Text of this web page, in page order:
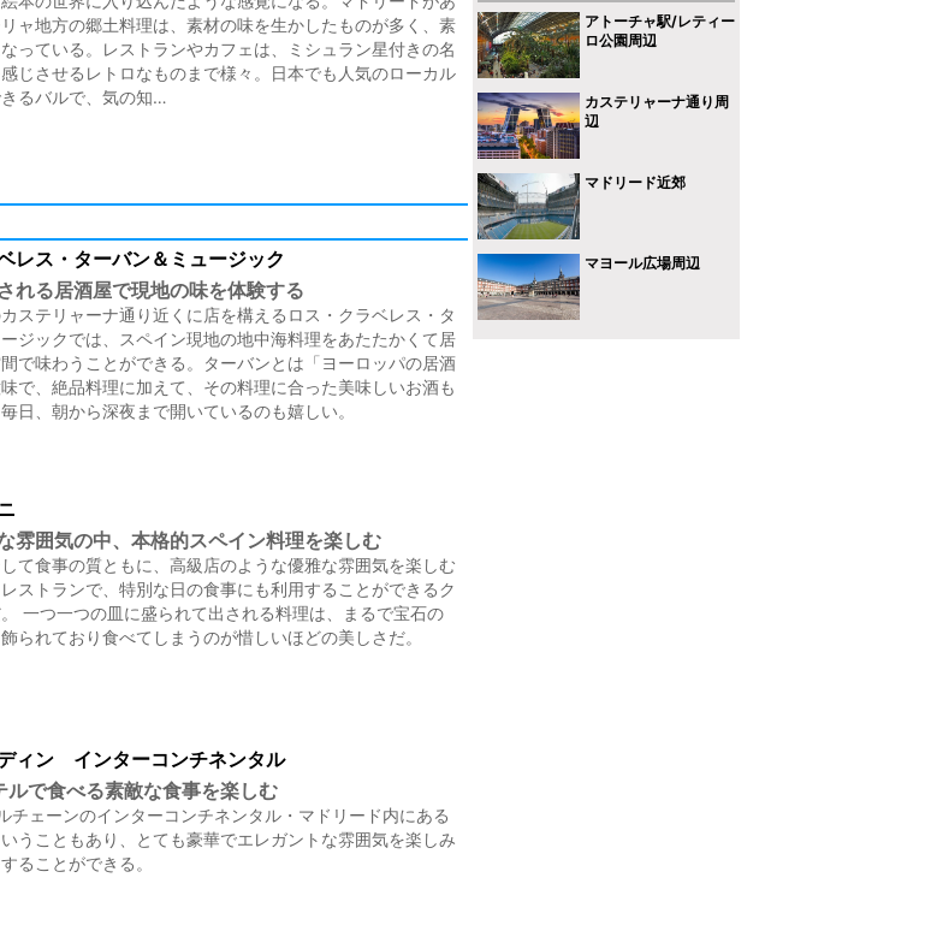
アトーチャ駅/レティー
ロ公園周辺
カステリャーナ通り周
辺
マドリード近郊
マヨール広場周辺
ャ地方の郷土料理は、素材の味を生かしたものが多く、素
っている。レストランやカフェは、ミシュラン星付きの名
じさせるレトロなものまで様々。日本でも人気のローカル
るバルで、気の知…
レス・ターバン＆ミュージック
れる居酒屋で現地の味を体験する
ステリャーナ通り近くに店を構えるロス・クラベレス・タ
ジックでは、スペイン現地の地中海料理をあたたかくて居
で味わうことができる。ターバンとは「ヨーロッパの居酒
で、絶品料理に加えて、その料理に合った美味しいお酒も
日、朝から深夜まで開いているのも嬉しい。
雰囲気の中、本格的スペイン料理を楽しむ
て食事の質ともに、高級店のような優雅な雰囲気を楽しむ
ストランで、特別な日の食事にも利用することができるク
一つ一つの皿に盛られて出される料理は、まるで宝石の
られており食べてしまうのが惜しいほどの美しさだ。
ィン インターコンチネンタル
ルで食べる素敵な食事を楽しむ
チェーンのインターコンチネンタル・マドリード内にある
うこともあり、とても豪華でエレガントな雰囲気を楽しみ
ることができる。